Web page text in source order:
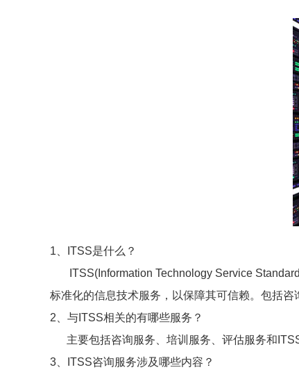
1、ITSS是什么？
ITSS(Information Technology Service
标准化的信息技术服务，以保障其可信赖。包括
2、与ITSS相关的有哪些服务？
主要包括咨询服务、培训服务、评估服务和ITSS
3、ITSS咨询服务涉及哪些内容？